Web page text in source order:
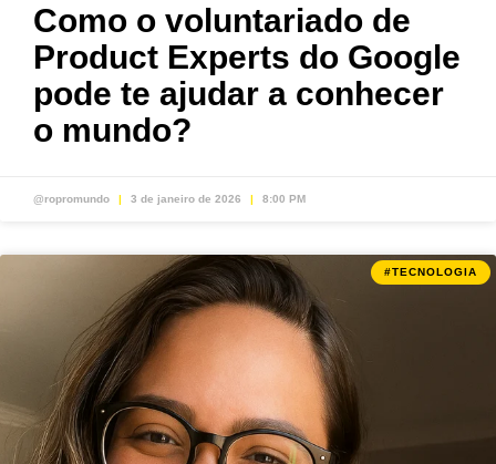
Como o voluntariado de
Product Experts do Google
pode te ajudar a conhecer
o mundo?
@ropromundo 3 de janeiro de 2026 8:00 PM
#TECNOLOGIA